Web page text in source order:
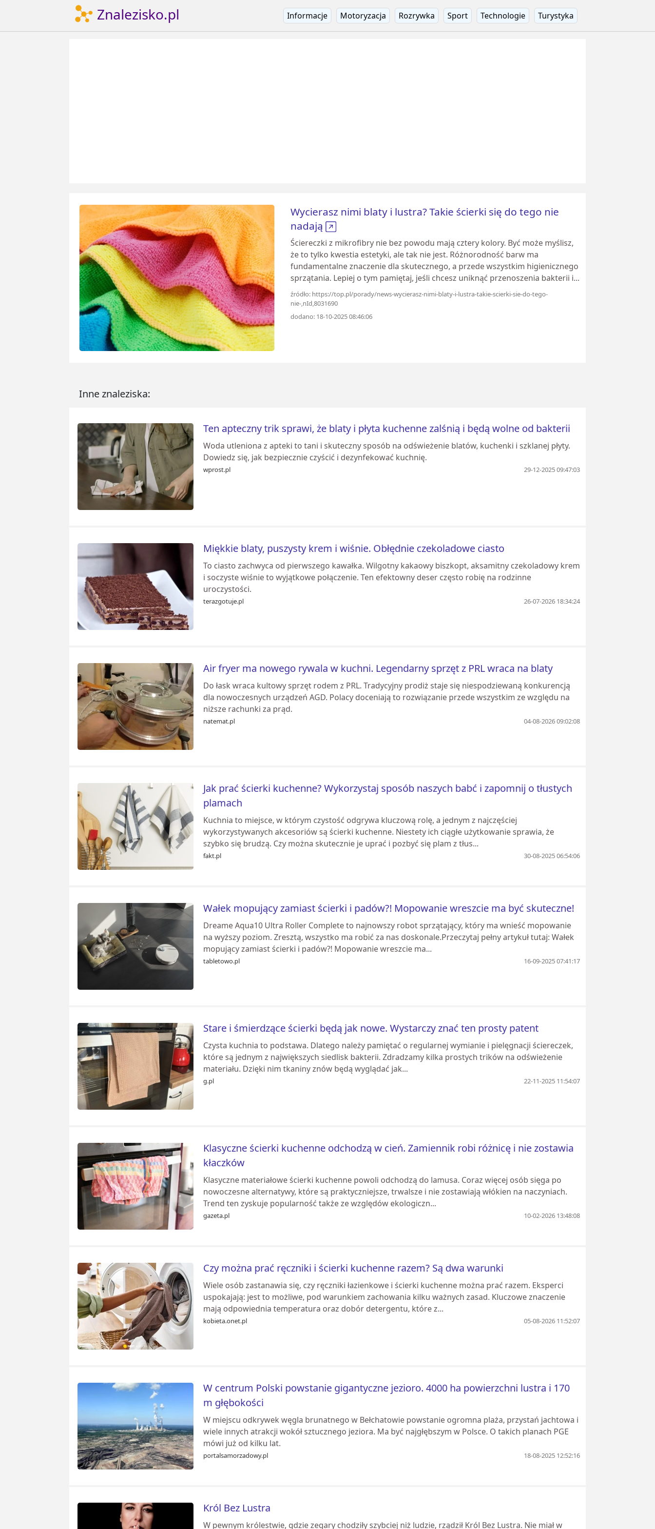
Znalezisko.pl Informacje Motoryzacja Rozrywka Sport Technologie Turystyka
Wycierasz nimi blaty i lustra? Takie ścierki się do tego nie
nadają
Ściereczki z mikrofibry nie bez powodu mają cztery kolory. Być może myślisz,
że to tylko kwestia estetyki, ale tak nie jest. Różnorodność barw ma
fundamentalne znaczenie dla skutecznego, a przede wszystkim higienicznego
sprzątania. Lepiej o tym pamiętaj, jeśli chcesz uniknąć przenoszenia bakterii i...
źródło: https://top.pl/porady/news-wycierasz-nimi-blaty-i-lustra-takie-scierki-sie-do-tego-
nie-,nId,8031690
dodano: 18-10-2025 08:46:06
Inne znaleziska:
Ten apteczny trik sprawi, że blaty i płyta kuchenne zalśnią i będą wolne od bakterii
Woda utleniona z apteki to tani i skuteczny sposób na odświeżenie blatów, kuchenki i szklanej płyty.
Dowiedz się, jak bezpiecznie czyścić i dezynfekować kuchnię.
wprost.pl 29-12-2025 09:47:03
Miękkie blaty, puszysty krem i wiśnie. Obłędnie czekoladowe ciasto
To ciasto zachwyca od pierwszego kawałka. Wilgotny kakaowy biszkopt, aksamitny czekoladowy krem
i soczyste wiśnie to wyjątkowe połączenie. Ten efektowny deser często robię na rodzinne
uroczystości.
terazgotuje.pl 26-07-2026 18:34:24
Air fryer ma nowego rywala w kuchni. Legendarny sprzęt z PRL wraca na blaty
Do łask wraca kultowy sprzęt rodem z PRL. Tradycyjny prodiż staje się niespodziewaną konkurencją
dla nowoczesnych urządzeń AGD. Polacy doceniają to rozwiązanie przede wszystkim ze względu na
niższe rachunki za prąd.
natemat.pl 04-08-2026 09:02:08
Jak prać ścierki kuchenne? Wykorzystaj sposób naszych babć i zapomnij o tłustych
plamach
Kuchnia to miejsce, w którym czystość odgrywa kluczową rolę, a jednym z najczęściej
wykorzystywanych akcesoriów są ścierki kuchenne. Niestety ich ciągłe użytkowanie sprawia, że
szybko się brudzą. Czy można skutecznie je uprać i pozbyć się plam z tłus...
fakt.pl 30-08-2025 06:54:06
Wałek mopujący zamiast ścierki i padów?! Mopowanie wreszcie ma być skuteczne!
Dreame Aqua10 Ultra Roller Complete to najnowszy robot sprzątający, który ma wnieść mopowanie
na wyższy poziom. Zresztą, wszystko ma robić za nas doskonale.Przeczytaj pełny artykuł tutaj: Wałek
mopujący zamiast ścierki i padów?! Mopowanie wreszcie ma...
tabletowo.pl 16-09-2025 07:41:17
Stare i śmierdzące ścierki będą jak nowe. Wystarczy znać ten prosty patent
Czysta kuchnia to podstawa. Dlatego należy pamiętać o regularnej wymianie i pielęgnacji ściereczek,
które są jednym z największych siedlisk bakterii. Zdradzamy kilka prostych trików na odświeżenie
materiału. Dzięki nim tkaniny znów będą wyglądać jak...
g.pl 22-11-2025 11:54:07
Klasyczne ścierki kuchenne odchodzą w cień. Zamiennik robi różnicę i nie zostawia
kłaczków
Klasyczne materiałowe ścierki kuchenne powoli odchodzą do lamusa. Coraz więcej osób sięga po
nowoczesne alternatywy, które są praktyczniejsze, trwalsze i nie zostawiają włókien na naczyniach.
Trend ten zyskuje popularność także ze względów ekologiczn...
gazeta.pl 10-02-2026 13:48:08
Czy można prać ręczniki i ścierki kuchenne razem? Są dwa warunki
Wiele osób zastanawia się, czy ręczniki łazienkowe i ścierki kuchenne można prać razem. Eksperci
uspokajają: jest to możliwe, pod warunkiem zachowania kilku ważnych zasad. Kluczowe znaczenie
mają odpowiednia temperatura oraz dobór detergentu, które z...
kobieta.onet.pl 05-08-2026 11:52:07
W centrum Polski powstanie gigantyczne jezioro. 4000 ha powierzchni lustra i 170
m głębokości
W miejscu odkrywek węgla brunatnego w Bełchatowie powstanie ogromna plaża, przystań jachtowa i
wiele innych atrakcji wokół sztucznego jeziora. Ma być najgłębszym w Polsce. O takich planach PGE
mówi już od kilku lat.
portalsamorzadowy.pl 18-08-2025 12:52:16
Król Bez Lustra
W pewnym królestwie, gdzie zegary chodziły szybciej niż ludzie, rządził Król Bez Lustra. Nie miał w